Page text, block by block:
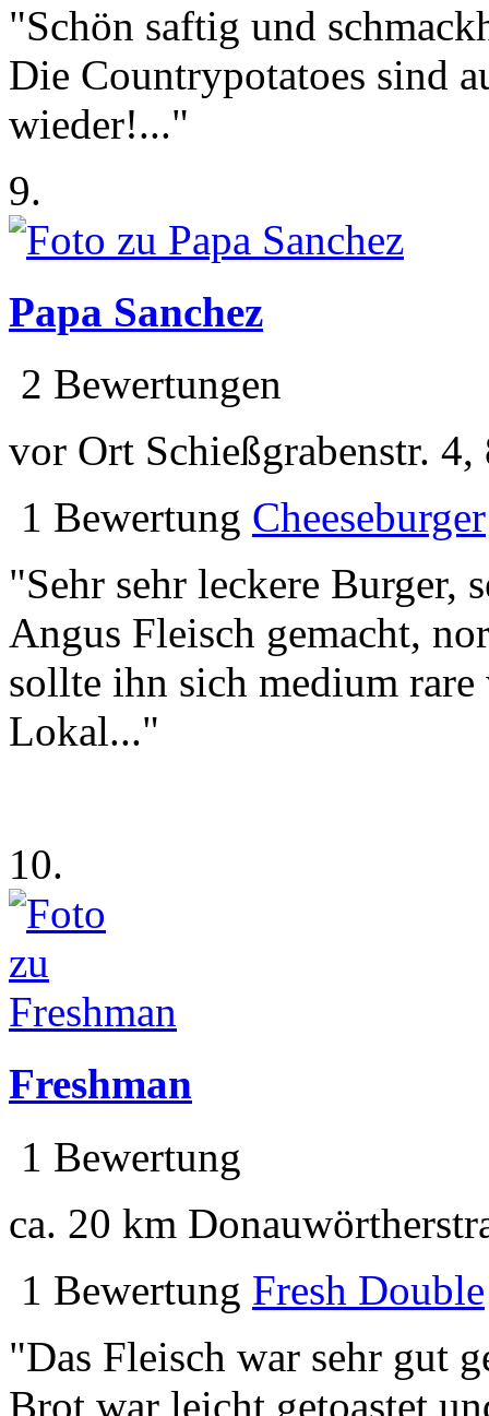
"Schön saftig und
Die Countrypotatoes sind
wieder!..."
9.
Papa Sanchez
2 Bewertungen
vor Ort Schießgrabenstr.
1 Bewertung Cheeseburger
"Sehr sehr leckere
Angus Fleisch gemacht,
sollte ihn sich medium
Lokal..."
10.
Freshman
1 Bewertung
ca. 20 km
1 Bewertung Fresh Double
"Das Fleisch war sehr gut
Brot war leicht getoastet